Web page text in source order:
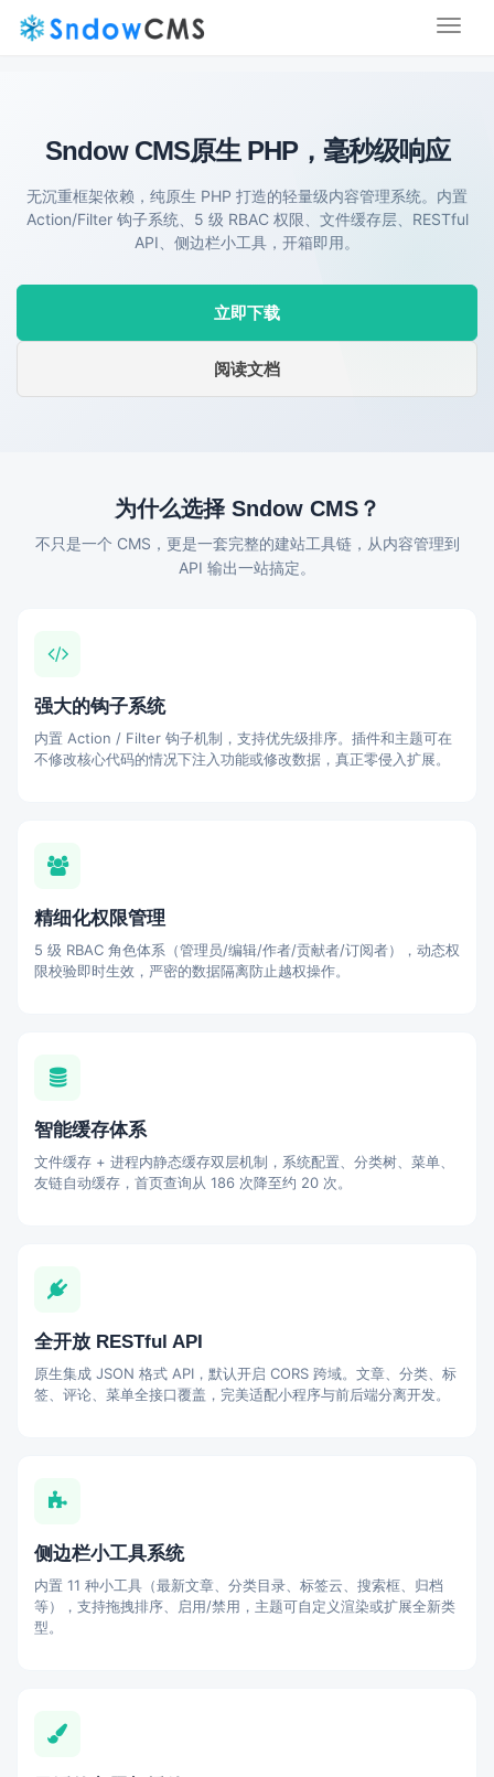
Sndow CMS原生 PHP，毫秒级响应
无沉重框架依赖，纯原生 PHP 打造的轻量级内容管理系统。内置
Action/Filter 钩子系统、5 级 RBAC 权限、文件缓存层、RESTful
API、侧边栏小工具，开箱即用。
立即下载
阅读文档
为什么选择 Sndow CMS？
不只是一个 CMS，更是一套完整的建站工具链，从内容管理到
API 输出一站搞定。
强大的钩子系统
内置 Action / Filter 钩子机制，支持优先级排序。插件和主题可在
不修改核心代码的情况下注入功能或修改数据，真正零侵入扩展。
精细化权限管理
5 级 RBAC 角色体系（管理员/编辑/作者/贡献者/订阅者），动态权
限校验即时生效，严密的数据隔离防止越权操作。
智能缓存体系
文件缓存 + 进程内静态缓存双层机制，系统配置、分类树、菜单、
友链自动缓存，首页查询从 186 次降至约 20 次。
全开放 RESTful API
原生集成 JSON 格式 API，默认开启 CORS 跨域。文章、分类、标
签、评论、菜单全接口覆盖，完美适配小程序与前后端分离开发。
侧边栏小工具系统
内置 11 种小工具（最新文章、分类目录、标签云、搜索框、归档
等），支持拖拽排序、启用/禁用，主题可自定义渲染或扩展全新类
型。